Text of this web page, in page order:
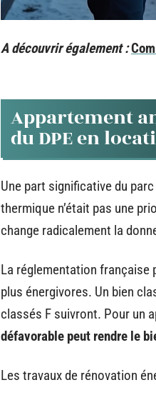
A découvrir également :
Appartement
du DPE en
Une part significative du
thermique n’était pas une
change radicalement la
La réglementation française
plus énergivores. Un bien
classés F suivront. Pour un
défavorable peut rendre le
Les travaux de rénovation